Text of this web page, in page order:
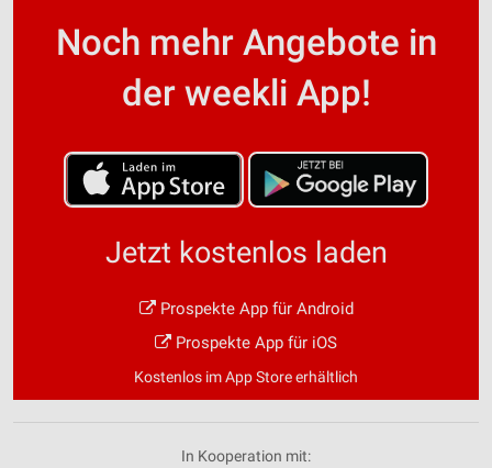
Noch mehr Angebote in
der weekli App!
Jetzt kostenlos laden
Prospekte App für Android
Prospekte App für iOS
Kostenlos im App Store erhältlich
In Kooperation mit: